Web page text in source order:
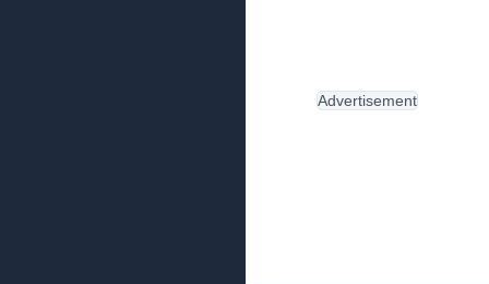
Advertisement